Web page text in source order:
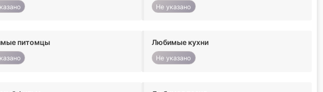
Не указано
питомцы Любимые кухни
Не указано